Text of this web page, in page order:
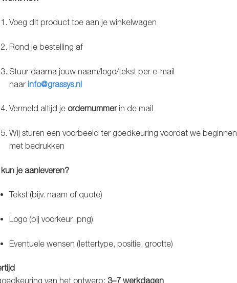
Voeg dit product toe aan je winkelwagen
Rond je bestelling af
Stuur daarna jouw naam/logo/tekst per e-mail
naar info@grassys.nl
Vermeld altijd je ordernummerin de mail
Wij sturen een voorbeeld ter goedkeuring voordat we beginnen
met bedrukken
je aanleveren?
Tekst (bijv. naam of quote)
Logo (bij voorkeur .png)
Eventuele wensen (lettertype, positie, grootte)
van het ontwerp: 3–7 werkdagen